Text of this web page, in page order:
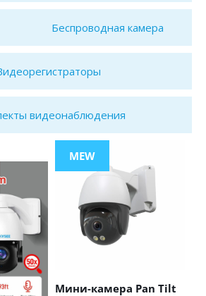
Беспроводная камера
видеонаблюдения
MEW
Мини-камера Pan Tilt